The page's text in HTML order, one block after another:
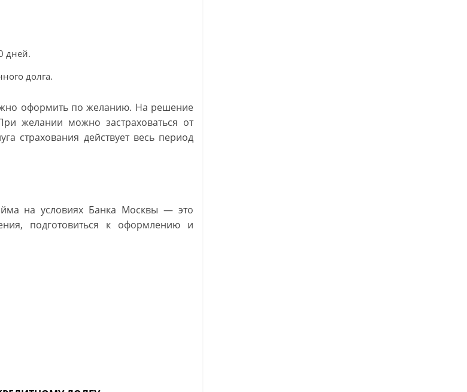
дней.
долга.
оформить по желанию. На решение
желании можно застраховаться от
страхования действует весь период
на условиях Банка Москвы — это
подготовиться к оформлению и